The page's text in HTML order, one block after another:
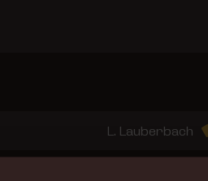
L. Lauberbach